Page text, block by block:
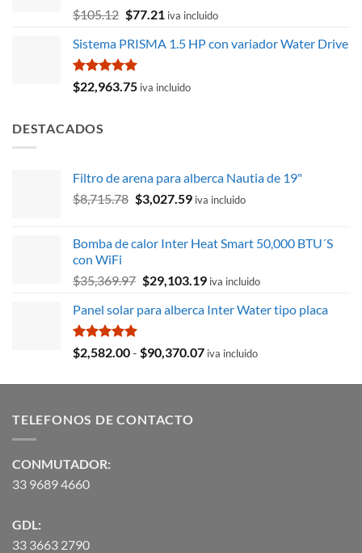
$12,154.57.$9,495.30.
Valorado
con
de 5
$105.12 El
original
era:
$105.12.
$77.21 El
actual
$77.21.
iva incluido
Sistema PRISMA 1.5 HP con variador Water Drive
Valorado
con
$22,963.75 iva incluido
DESTACADOS
Filtro de arena para alberca Nautia de 19"
$8,715.78 El
era:
$3,027.59El
es:
iva incluido
Bomba de calor Inter Heat Smart 50,000 BTU´S
con WiFi
$35,369.97 El
original
$35,369.97.
$29,103.19El
actual
$29,103.19.
iva incluido
Panel solar para alberca Inter Water tipo placa
Valorado
con
$2,582.00- $90,370.07Rango
precios:
iva incluido
TELEFONOS DE CONTACTO
CONMUTADOR:
33 9689 4660
GDL:
33 3663 2790